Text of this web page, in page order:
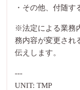
・その他、付随す
※法定による業務
務内容が変更され
伝えします。
---
UNIT: TMP